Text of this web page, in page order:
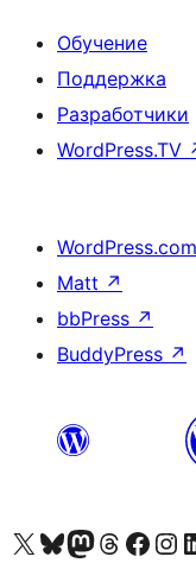
Обучение
Поддержка
Разработчики
WordPress.TV
WordPress.com
Matt ↗
bbPress ↗
BuddyPress ↗
Посетите нас в X (ранее Twitter)
Посетите нашу учётную запись в Bluesky
Посетите нашу ленту в
Посетите нашу учётную запись в
Посетите нашу